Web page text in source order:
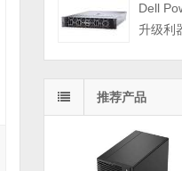
Dell
升级利
推荐产品